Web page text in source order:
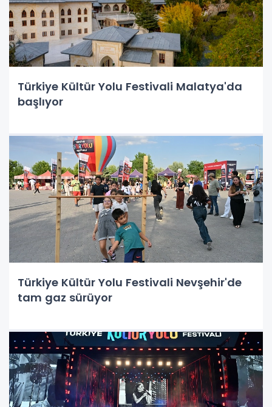
Türkiye Kültür Yolu Festivali Malatya'da
başlıyor
Türkiye Kültür Yolu Festivali Nevşehir'de
tam gaz sürüyor